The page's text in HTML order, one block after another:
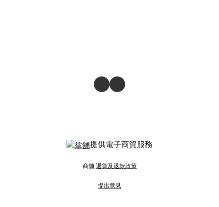
提供電子商貿服務
商舖 退貨及退款政策
提出意見